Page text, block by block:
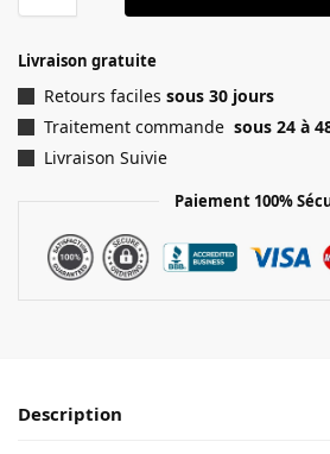
Livraison gratuite
Retours faciles sous 30 jours
Traitement commande sous 24 à
Livraison Suivie
Paiement 100%
Description